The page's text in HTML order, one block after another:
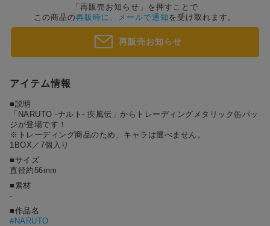
「再販売お知らせ」を押すことで
この商品の再販時に、メールで通知 を受け取れます。
再販売お知らせ
アイテム情報
■説明
「NARUTO -ナルト- 疾風伝」からトレーディングメタリック缶バッ
ジが登場です！
※トレーディング商品のため、キャラは選べません。
1BOX／7個入り
■サイズ
直径約56mm
■素材
-
■作品名
#NARUTO